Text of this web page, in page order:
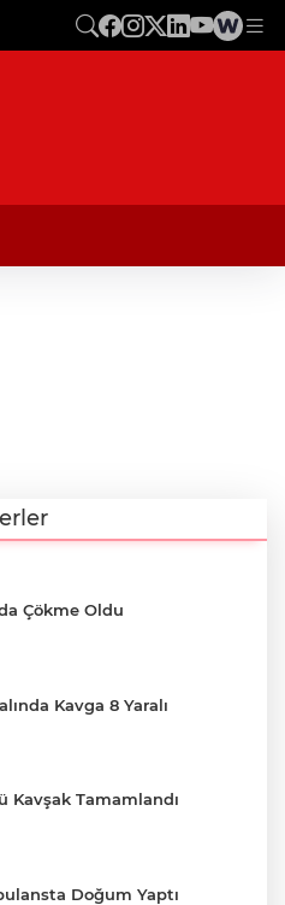
Çökme Oldu
Kavga 8 Yaralı
Kavşak Tamamlandı
Doğum Yaptı